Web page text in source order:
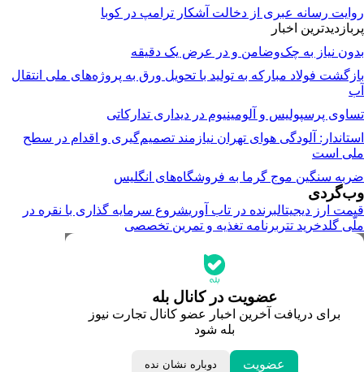
روایت رسانه عبری از دخالت آشکار ترامپ در کوبا
پربازدیدترین اخبار
بدون نیاز به چک‌وضامن و در عرض یک دقیقه
بازگشت فولاد مبارکه به تولید با تحویل ورق به پروژه‌های ملی انتقال
آب
تساوی پرسپولیس و آلومینیوم در دیداری تدارکاتی
استاندار: آلودگی هوای تهران نیازمند تصمیم‌گیری و اقدام در سطح
ملی است
ضربه سنگین موج گرما به فروشگاه‌های انگلیس
وب‌گردی
قیمت ارز دیجیتالبرنده در تاب آوریشروع سرمایه گذاری با نقره در
ملّی گلدخرید تتر برنامه تغذیه و تمرین تخصصی
عضویت در کانال بله
برای دریافت آخرین اخبار عضو کانال تجارت نیوز
بله شود
عضویت دوباره نشان نده
جدیدترین قیمت‌ها
قیمت درهم امارات
لحظه تحویل سال